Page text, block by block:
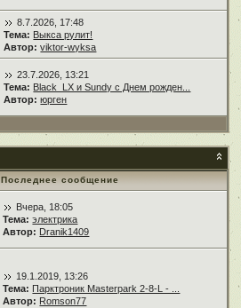
8.7.2026, 17:48
Тема: Выкса рулит!
Автор: viktor-wyksa
23.7.2026, 13:21
Тема: Black_LX и Sundy с Днем рожден...
Автор: юрген
Последнее сообщение
Вчера, 18:05
Тема: электрика
Автор: Dranik1409
19.1.2019, 13:26
Тема: Парктроник Masterpark 2-8-L - ...
Автор: Romson77